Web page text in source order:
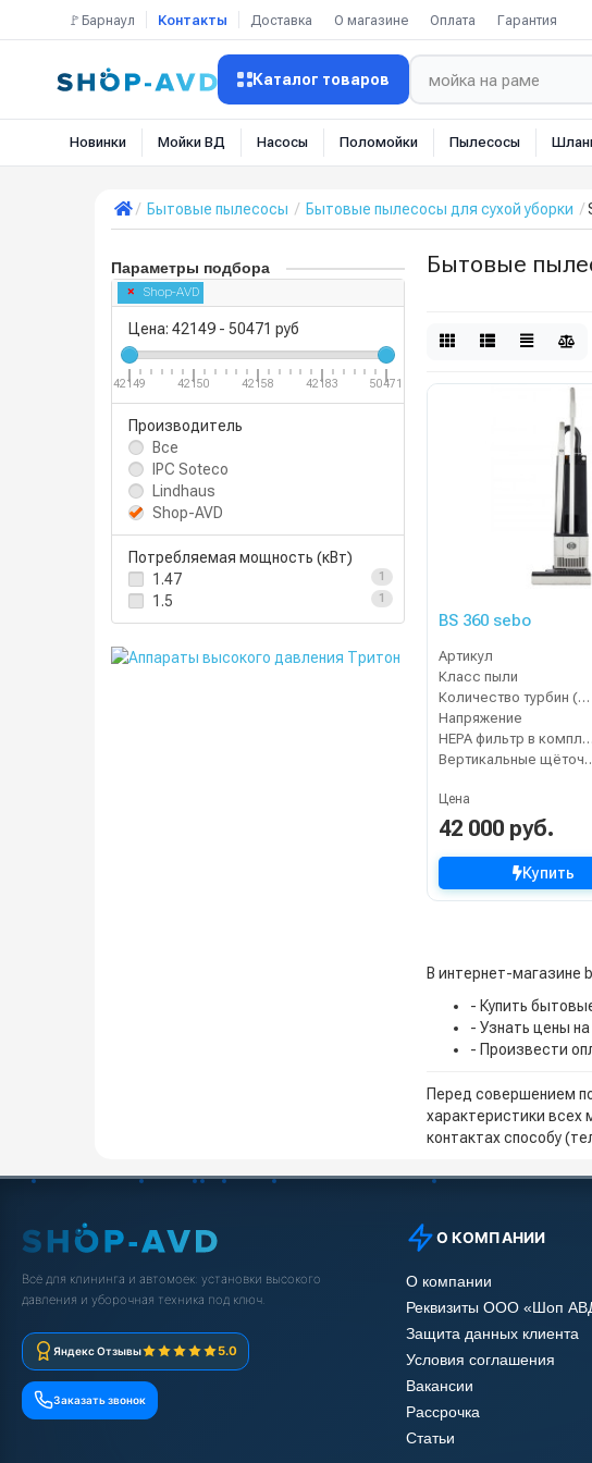
🚩Барнаул Контакты Доставка О магазине Оплата Гарантия
Каталог товаров
Новинки Мойки ВД Насосы Поломойки Пылесосы
Бытовые пылесосы Бытовые пылесосы для сухой уборки
Параметры подбора
Shop-AVD
Цена: 42149 - 50471 руб
42149 42150 42158 42183 50471
Производитель
Все
IPC Soteco
Lindhaus
Shop-AVD
Потребляемая мощность (кВт)
1.47
1
1.5 1
Бытовые
BS 360 sebo
Артикул
Класс пыли
Количество турбин (шт)
Напряжение
HEPA фильтр в комплекте
Вертикальные
Цена
42 000 руб.
Купить
В интернет-магазине
- Купить
- Узнать цены
- Произвести
Перед совершением
характеристики всех
контактах способу
Всё для клининга и автомоек: установки высокого
давления и уборочная техника под ключ.
Яндекс Отзывы 5.0
Заказать звонок
О КОМПАНИИ
О компании
Реквизиты ООО «Шоп
Защита данных клиента
Условия соглашения
Вакансии
Рассрочка
Статьи